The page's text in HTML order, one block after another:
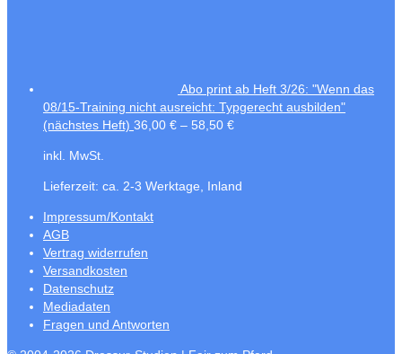
Abo print ab Heft 3/26: "Wenn das
08/15-Training nicht ausreicht: Typgerecht ausbilden"
(nächstes Heft) 36,00 € – 58,50 €
inkl. MwSt.
Lieferzeit: ca. 2-3 Werktage, Inland
Impressum/Kontakt
AGB
Vertrag widerrufen
Versandkosten
Datenschutz
Mediadaten
Fragen und Antworten